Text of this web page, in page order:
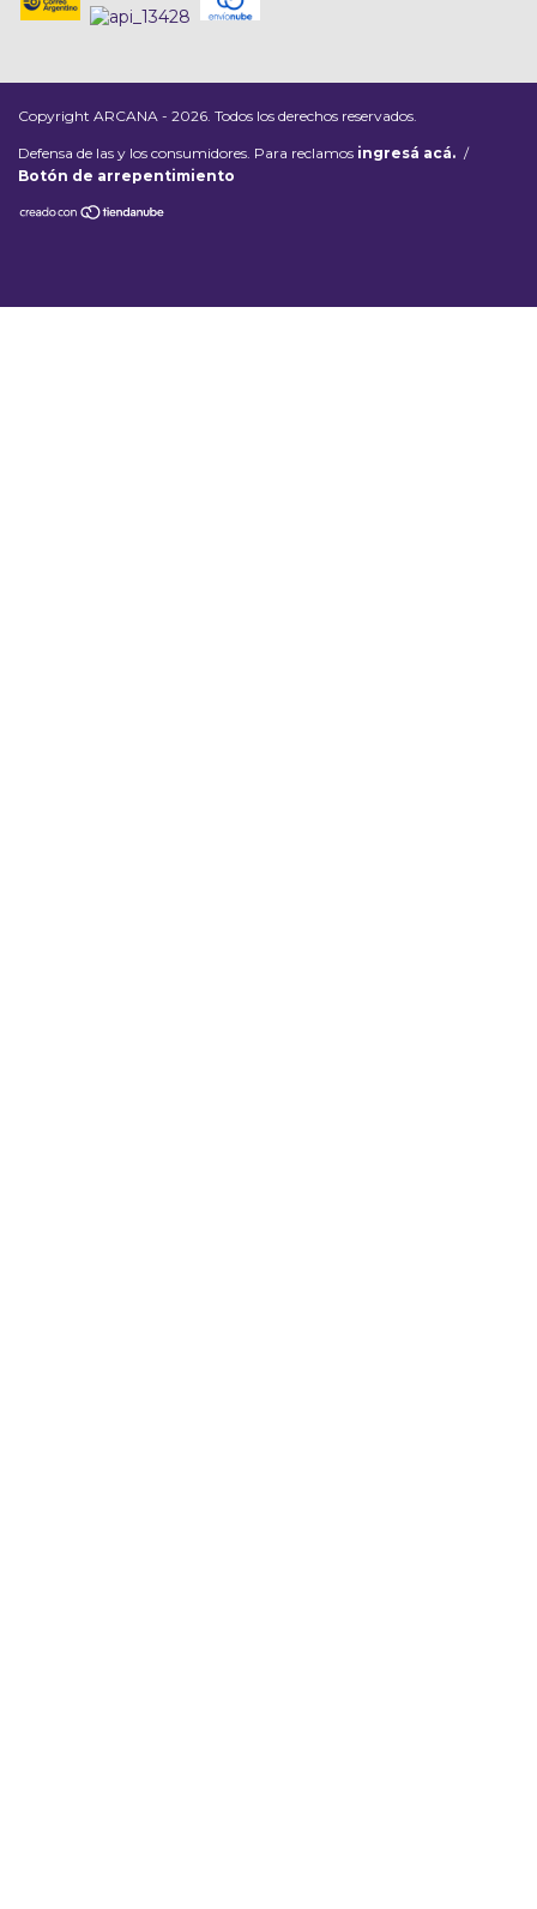
Copyright ARCANA - 2026. Todos los derechos reservados.
Defensa de las y los consumidores. Para reclamos ingresá acá. /
Botón de arrepentimiento